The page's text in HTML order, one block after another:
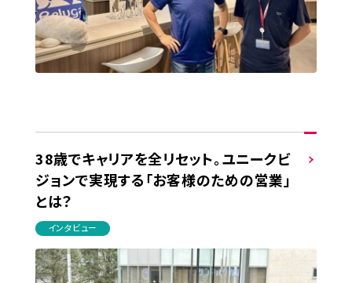
38歳でキャリアを全リセット。ユニークビ
ジョンで実現する「お客様のための営業」
とは？
インタビュー